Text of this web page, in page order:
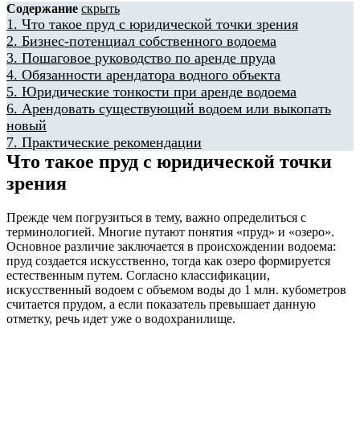
Содержание скрыть
1. Что такое пруд с юридической точки зрения
2. Бизнес-потенциал собственного водоема
3. Пошаговое руководство по аренде пруда
4. Обязанности арендатора водного объекта
5. Юридические тонкости при аренде водоема
6. Арендовать существующий водоем или выкопать
новый
7. Практические рекомендации
Что такое пруд с юридической точки
зрения
Прежде чем погрузиться в тему, важно определиться с
терминологией. Многие путают понятия «пруд» и «озеро».
Основное различие заключается в происхождении водоема:
пруд создается искусственно, тогда как озеро формируется
естественным путем. Согласно классификации,
искусственный водоем с объемом воды до 1 млн. кубометров
считается прудом, а если показатель превышает данную
отметку, речь идет уже о водохранилище.